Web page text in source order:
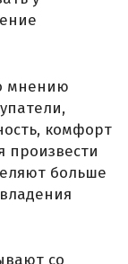
мнению
комфорт
произвести
больше
со